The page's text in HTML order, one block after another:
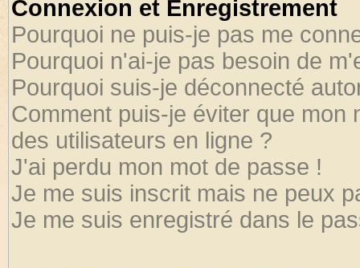
Connexion et Enregistrement
Pourquoi ne puis-je pas me
Pourquoi n'ai-je pas besoin de
Pourquoi suis-je déconnecté
Comment puis-je éviter que mon
des utilisateurs en ligne ?
J'ai perdu mon mot de passe !
Je me suis inscrit mais ne peux
Je me suis enregistré dans le